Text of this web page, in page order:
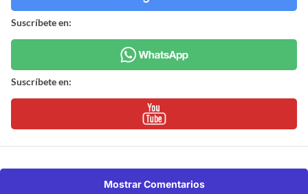
Suscríbete en:
Suscríbete en:
Mostrar Comentarios